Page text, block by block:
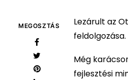
MEGOSZTÁS
Lezárult az
feldolgozása.
Még
fejlesztési